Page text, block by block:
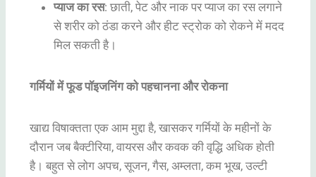
प्याज का रस: छाती, पेट और नाक पर प्याज का रस लगाने
से शरीर को ठंडा करने और हीट स्ट्रोक को रोकने में मदद
मिल सकती है।
गर्मियों में फूड पॉइजनिंग को पहचानना और रोकना
खाद्य विषाक्तता एक आम मुद्दा है, खासकर गर्मियों के महीनों के
दौरान जब बैक्टीरिया, वायरस और कवक की वृद्धि अधिक होती
है। बहुत से लोग अपच, सूजन, गैस, अम्लता, कम भूख, उल्टी